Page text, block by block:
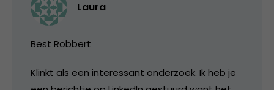
Laura
Best Robbert
Klinkt als een interessant onderzoek. Ik heb je